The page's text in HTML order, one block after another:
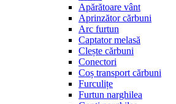
Apărătoare vânt
Aprinzător cărbuni
Arc furtun
Captator melasă
Clește cărbuni
Conectori
Coș transport cărbuni
Furculițe
Furtun narghilea